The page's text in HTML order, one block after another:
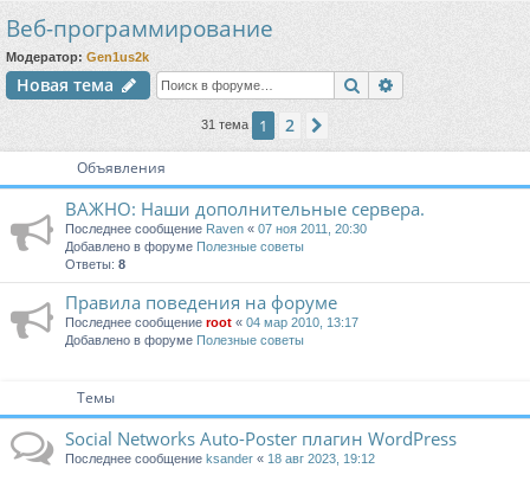
Веб-программирование
Модератор: Gen1us2k
Новая тема Поиск
31 тема 1 2
Объявления
ВАЖНО: Наши дополнительные сервера.
Последнее сообщение Raven « 07 ноя 2011, 20:30
Добавлено в форуме Полезные советы
Ответы: 8
Правила поведения на форуме
Последнее сообщение root « 04 мар 2010, 13:17
Добавлено в форуме Полезные советы
Темы
Social Networks Auto-Poster плагин WordPress
Последнее сообщение ksander « 18 авг 2023, 19:12